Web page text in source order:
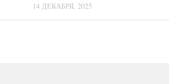
14 ДЕКАБРЯ, 2025